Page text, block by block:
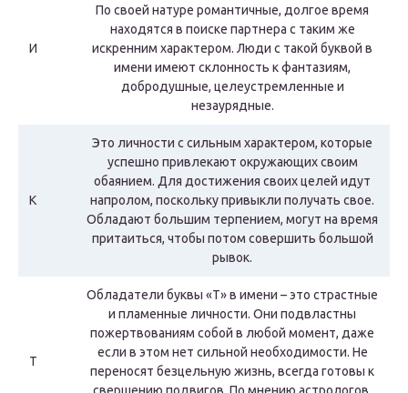
И
По своей натуре романтичные, долгое время
находятся в поиске партнера с таким же
искренним характером. Люди с такой буквой в
имени имеют склонность к фантазиям,
добродушные, целеустремленные и
незаурядные.
К
Это личности с сильным характером, которые
успешно привлекают окружающих своим
обаянием. Для достижения своих целей идут
напролом, поскольку привыкли получать свое.
Обладают большим терпением, могут на время
притаиться, чтобы потом совершить большой
рывок.
Т
Обладатели буквы «Т» в имени – это страстные
и пламенные личности. Они подвластны
пожертвованиям собой в любой момент, даже
если в этом нет сильной необходимости. Не
переносят безцельную жизнь, всегда готовы к